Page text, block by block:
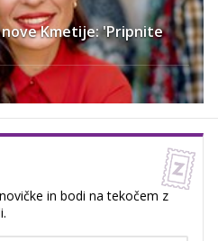
Kmetije: 'Pripnite
in bodi na tekočem z